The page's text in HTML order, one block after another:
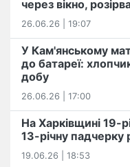
через вікно,
26.06.26 | 19:07
У Кам'янському
до батареї:
добу
26.06.26 | 17:00
На Харківщині 19-
13-річну падчерку
19.06.26 | 18:53